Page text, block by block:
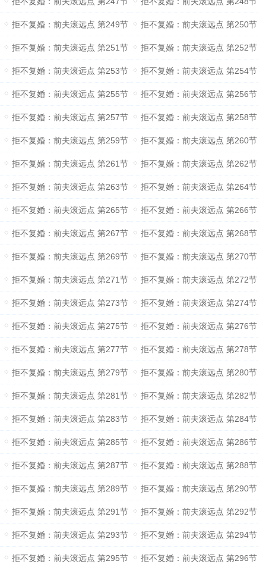
拒不复婚：前夫滚远点 第249节 拒不复婚：前夫滚远点 第250节
拒不复婚：前夫滚远点 第251节 拒不复婚：前夫滚远点 第252节
拒不复婚：前夫滚远点 第253节 拒不复婚：前夫滚远点 第254节
拒不复婚：前夫滚远点 第255节 拒不复婚：前夫滚远点 第256节
拒不复婚：前夫滚远点 第257节 拒不复婚：前夫滚远点 第258节
拒不复婚：前夫滚远点 第259节 拒不复婚：前夫滚远点 第260节
拒不复婚：前夫滚远点 第261节 拒不复婚：前夫滚远点 第262节
拒不复婚：前夫滚远点 第263节 拒不复婚：前夫滚远点 第264节
拒不复婚：前夫滚远点 第265节 拒不复婚：前夫滚远点 第266节
拒不复婚：前夫滚远点 第267节 拒不复婚：前夫滚远点 第268节
拒不复婚：前夫滚远点 第269节 拒不复婚：前夫滚远点 第270节
拒不复婚：前夫滚远点 第271节 拒不复婚：前夫滚远点 第272节
拒不复婚：前夫滚远点 第273节 拒不复婚：前夫滚远点 第274节
拒不复婚：前夫滚远点 第275节 拒不复婚：前夫滚远点 第276节
拒不复婚：前夫滚远点 第277节 拒不复婚：前夫滚远点 第278节
拒不复婚：前夫滚远点 第279节 拒不复婚：前夫滚远点 第280节
拒不复婚：前夫滚远点 第281节 拒不复婚：前夫滚远点 第282节
拒不复婚：前夫滚远点 第283节 拒不复婚：前夫滚远点 第284节
拒不复婚：前夫滚远点 第285节 拒不复婚：前夫滚远点 第286节
拒不复婚：前夫滚远点 第287节 拒不复婚：前夫滚远点 第288节
拒不复婚：前夫滚远点 第289节 拒不复婚：前夫滚远点 第290节
拒不复婚：前夫滚远点 第291节 拒不复婚：前夫滚远点 第292节
拒不复婚：前夫滚远点 第293节 拒不复婚：前夫滚远点 第294节
拒不复婚：前夫滚远点 第295节 拒不复婚：前夫滚远点 第296节